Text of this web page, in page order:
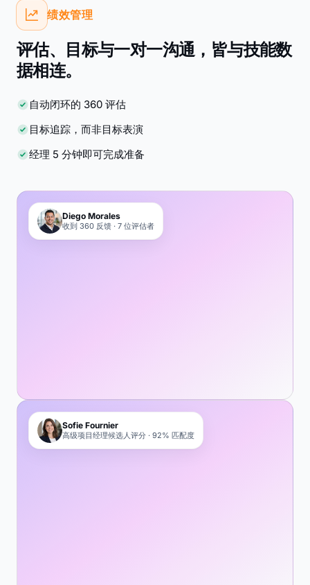
绩效管理
评估、目标与一对一沟通，皆与技能数
据相连。
自动闭环的 360 评估
目标追踪，而非目标表演
经理 5 分钟即可完成准备
Diego Morales
收到 360 反馈 · 7 位评估者
Sofie Fournier
高级项目经理候选人评分 · 92% 匹配度